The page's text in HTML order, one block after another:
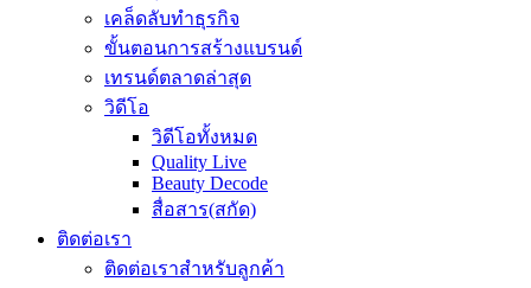
เคล็ดลับทำธุรกิจ
ขั้นตอนการสร้างแบรนด์
เทรนด์ตลาดล่าสุด
วิดีโอ
วิดีโอทั้งหมด
Quality Live
Beauty Decode
สื่อสาร(สกัด)
ติดต่อเรา
ติดต่อเราสำหรับลูกค้า